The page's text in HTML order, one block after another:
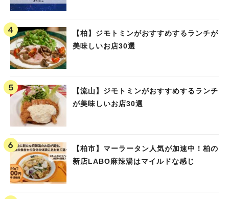
【柏】ジモトミンがおすすめするランチが
美味しいお店30選
【流山】ジモトミンがおすすめするランチ
が美味しいお店30選
【柏市】マーラータン人気が加速中！柏の
新店LABO麻辣湯はマイルドな感じ